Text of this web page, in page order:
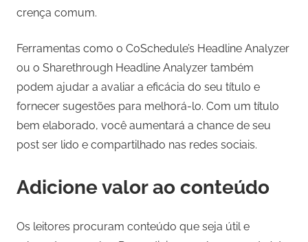
crença comum.
Ferramentas como o CoSchedule’s Headline Analyzer
ou o Sharethrough Headline Analyzer também
podem ajudar a avaliar a eficácia do seu título e
fornecer sugestões para melhorá-lo. Com um título
bem elaborado, você aumentará a chance de seu
post ser lido e compartilhado nas redes sociais.
Adicione valor ao conteúdo
Os leitores procuram conteúdo que seja útil e